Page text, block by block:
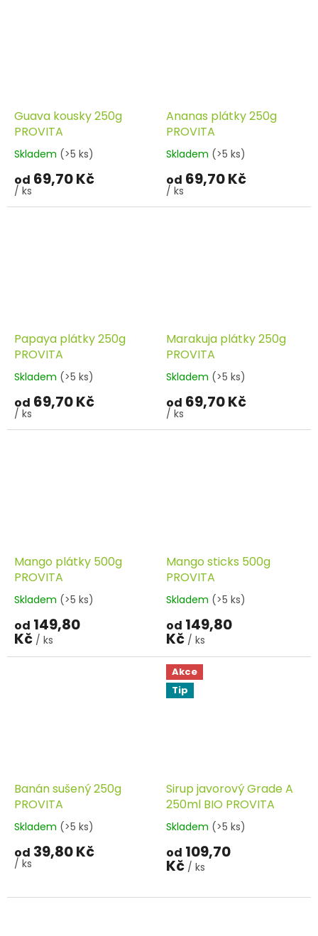
Guava kousky 250g
PROVITA
Skladem (>5 ks)
od 69,70 Kč
/ ks
Ananas plátky 250g
PROVITA
Skladem (>5 ks)
od 69,70 Kč
/ ks
Papaya plátky 250g
PROVITA
Skladem (>5 ks)
od 69,70 Kč
/ ks
Marakuja plátky 250g
PROVITA
Skladem (>5 ks)
od 69,70 Kč
/ ks
Mango plátky 500g
PROVITA
Skladem (>5 ks)
od 149,80
Kč / ks
Mango sticks 500g
PROVITA
Skladem (>5 ks)
od 149,80
Kč / ks
Banán sušený 250g
PROVITA
Skladem (>5 ks)
od 39,80 Kč
/ ks
Akce
Tip
Sirup javorový Grade A
250ml BIO PROVITA
Skladem (>5 ks)
od 109,70
Kč / ks